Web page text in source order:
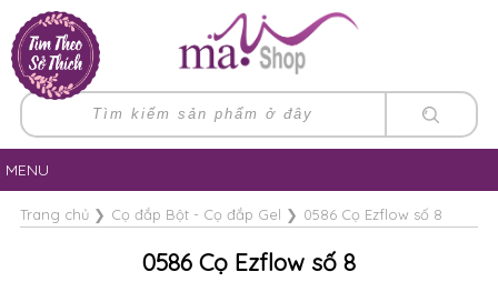
MENU
Trang chủ❯ Cọ đắp Bột - Cọ đắp Gel ❯ 0586 Cọ Ezflow số 8
0586 Cọ Ezflow số 8